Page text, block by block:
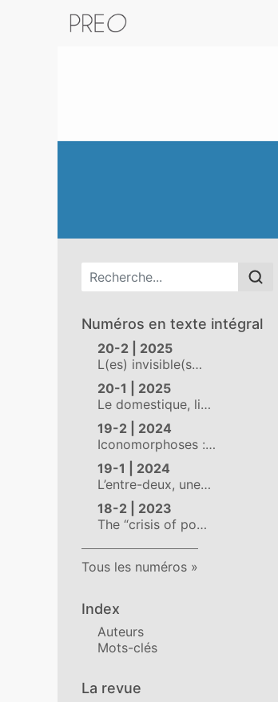
Menu principal
Numéros en texte intégral
20-2 | 2025
L(es) invisible(s…
20-1 | 2025
Le domestique, li…
19-2 | 2024
Iconomorphoses :…
19-1 | 2024
L’entre-deux, une…
18-2 | 2023
The “crisis of po…
Tous les numéros
Index
Auteurs
Mots-clés
La revue